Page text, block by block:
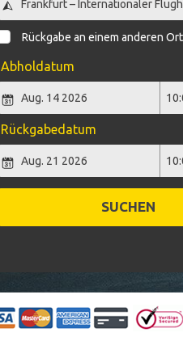
Rückgabe an einem anderen Ort
Abholdatum
Rückgabedatum
SUCHEN